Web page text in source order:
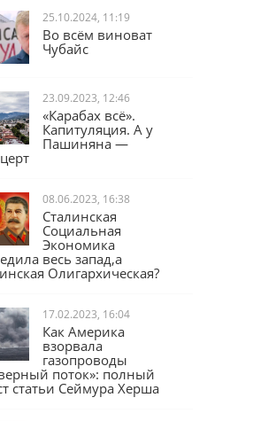
25.10.2024, 11:19
Во всём виноват
Чубайс
23.09.2023, 12:46
«Карабах всё».
Капитуляция. А у
08.06.2023, 16:38
Сталинская
Социальная
Экономика
весь запад,а
Олигархическая?
17.02.2023, 16:04
Как Америка
взорвала
газопроводы
поток»: полный
статьи Сеймура Херша